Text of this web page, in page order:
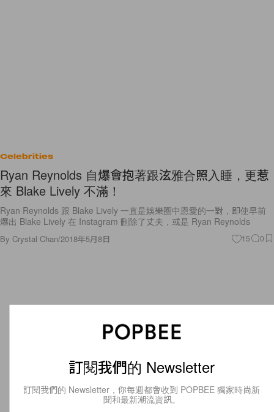
Celebrities
Ryan Reynolds 自爆會抱著跟泫雅合照入睡，更惹
來 Blake Lively 不滿！
Ryan Reynolds 跟 Blake Lively 一直是娛樂圈中恩愛的一對，即使早前
爆出 Blake Lively 在 Instagram 刪除了丈夫，或是 Ryan Reynolds
By Crystal Chan/2018年5月8日 15 0
訂閱我們的 Newsletter
訂閱我們的 Newsletter，你每週都會收到 POPBEE 獨家時尚新
聞和最新潮流資訊。